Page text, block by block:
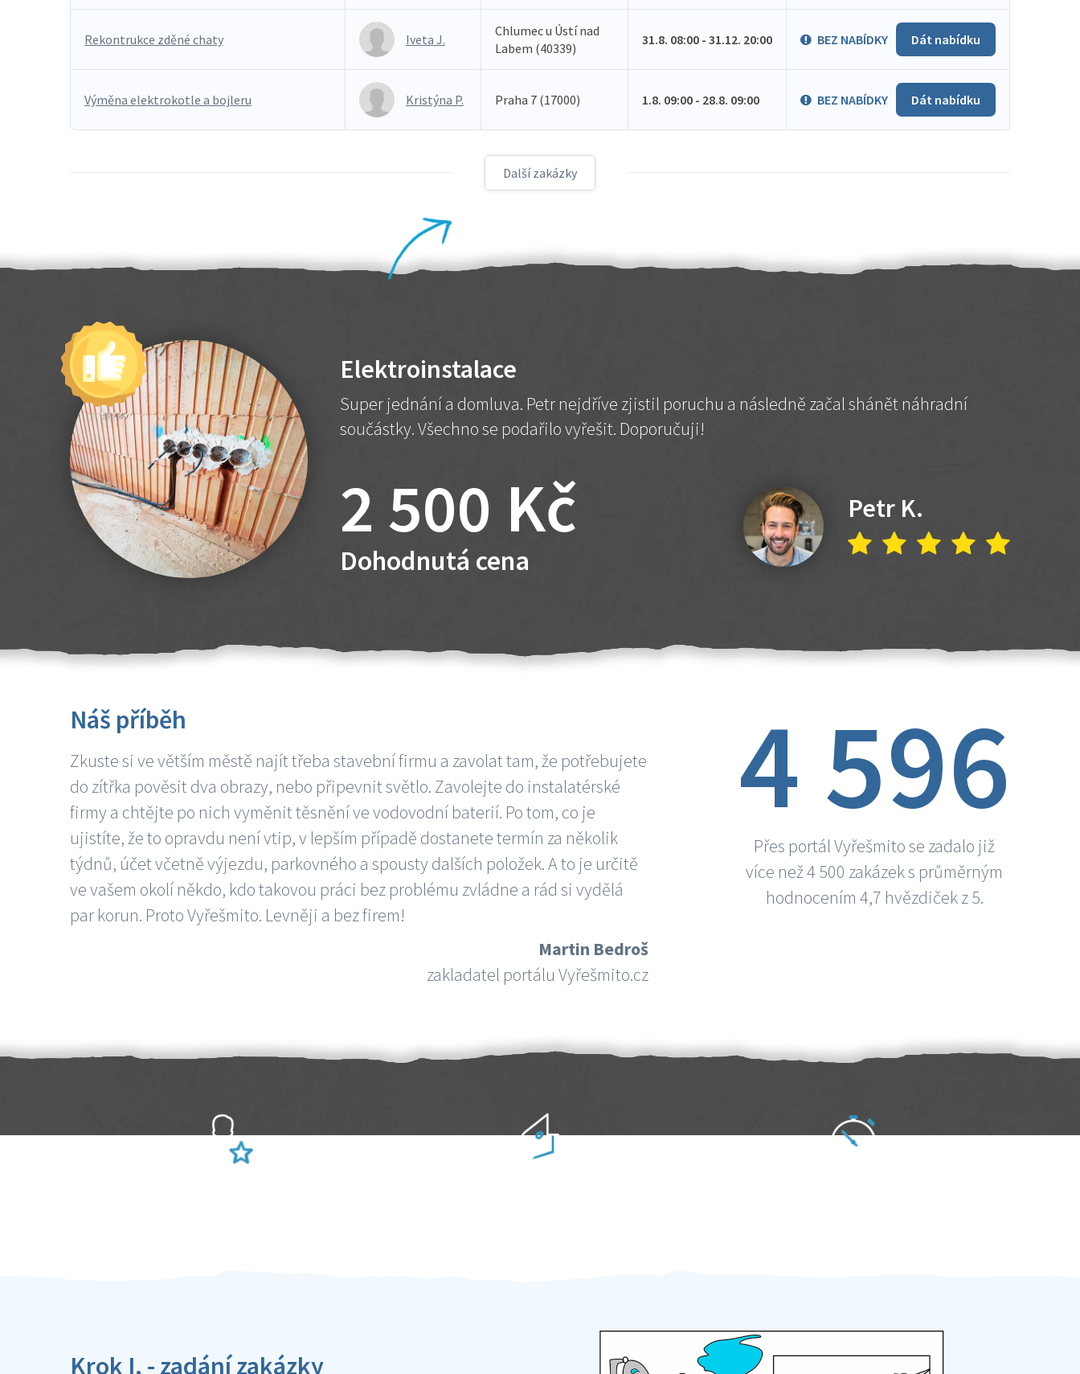
Rekontrukce zděné chaty Iveta J.
Chlumec u Ústí nad
Labem (40339)
31.8. 08:00 - 31.12. 20:00 BEZ NABÍDKY Dát nabídku
Výměna elektrokotle a bojleru Kristýna P. Praha 7 (17000) 1.8. 09:00 - 28.8. 09:00 BEZ NABÍDKY Dát nabídku
Další zakázky
Elektroinstalace
Super jednání a domluva. Petr nejdříve zjistil poruchu a následně začal shánět náhradní
součástky. Všechno se podařilo vyřešit. Doporučuji!
2 500 Kč
Dohodnutá cena
Petr K.
Náš příběh
Zkuste si ve větším městě najít třeba stavební firmu a zavolat tam, že potřebujete
do zítřka pověsit dva obrazy, nebo připevnit světlo. Zavolejte do instalatérské
firmy a chtějte po nich vyměnit těsnění ve vodovodní baterií. Po tom, co je
ujistíte, že to opravdu není vtip, v lepším případě dostanete termín za několik
týdnů, účet včetně výjezdu, parkovného a spousty dalších položek. A to je určitě
ve vašem okolí někdo, kdo takovou práci bez problému zvládne a rád si vydělá
par korun. Proto Vyřešmito. Levněji a bez firem!
Martin Bedroš
zakladatel portálu Vyřešmito.cz
4 596
Přes portál Vyřešmito se zadalo již
více než 4 500 zakázek s průměrným
hodnocením 4,7 hvězdiček z 5.
Krok I. - zadání zakázky